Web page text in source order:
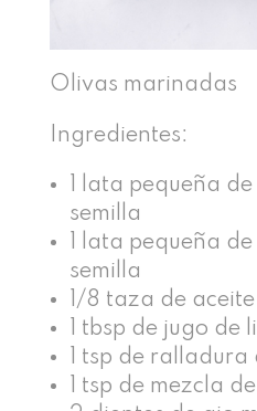
Olivas marinadas
Ingredientes:
1 lata pequeña
semilla
1 lata pequeña
semilla
1/8 taza de
1 tbsp de jugo de
1 tsp de ralladura
1 tsp de mezcla